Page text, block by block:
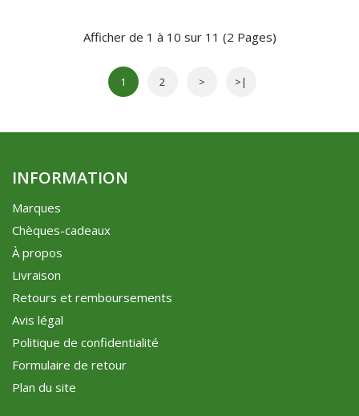
Afficher de 1 à 10 sur 11 (2 Pages)
1 2 > >|
INFORMATION
Marques
Chèques-cadeaux
À propos
Livraison
Retours et remboursements
Avis légal
Politique de confidentialité
Formulaire de retour
Plan du site